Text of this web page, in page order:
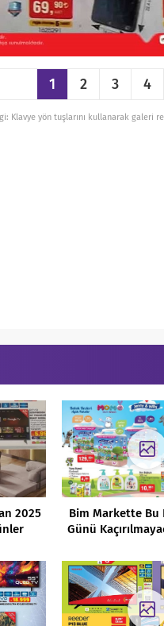
1 2 3 4
Klavye yön tuşlarını kullanarak galeri
2025
Bim Markette Bu
Günü